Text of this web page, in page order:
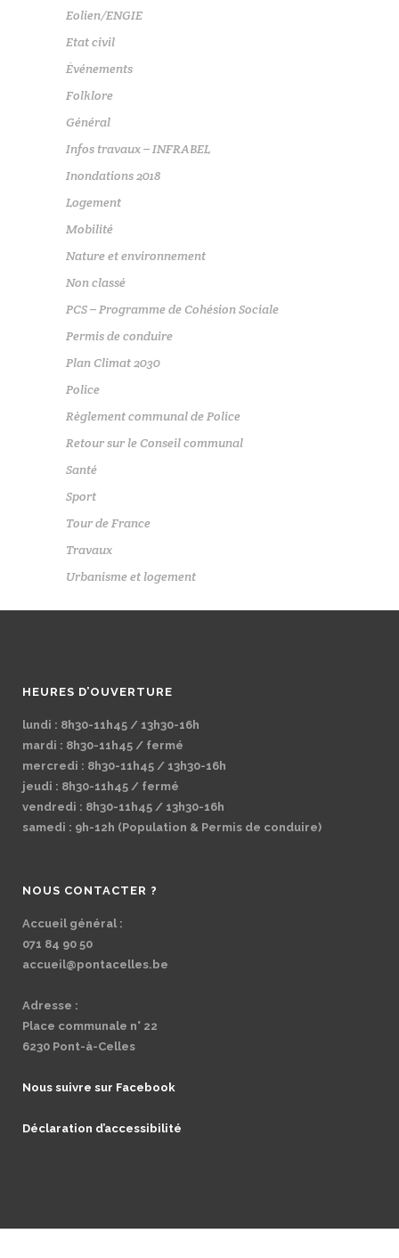
Eolien/ENGIE
Etat civil
Événements
Folklore
Général
Infos travaux – INFRABEL
Inondations 2018
Logement
Mobilité
Nature et environnement
Non classé
PCS – Programme de Cohésion Sociale
Permis de conduire
Plan Climat 2030
Police
Règlement communal de Police
Retour sur le Conseil communal
Santé
Sport
Tour de France
Travaux
Urbanisme et logement
HEURES D’OUVERTURE
lundi : 8h30-11h45 / 13h30-16h
mardi : 8h30-11h45 / fermé
mercredi : 8h30-11h45 / 13h30-16h
jeudi : 8h30-11h45 / fermé
vendredi : 8h30-11h45 / 13h30-16h
samedi : 9h-12h (Population & Permis de conduire)
NOUS CONTACTER ?
Accueil général :
071 84 90 50
accueil@pontacelles.be
Adresse :
Place communale n° 22
6230 Pont-à-Celles
Nous suivre sur Facebook
Déclaration d’accessibilité